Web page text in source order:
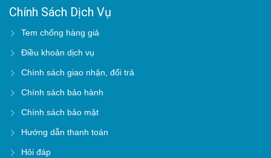
Chính Sách Dịch Vụ
Tem chống hàng giả
Điều khoản dịch vụ
Chính sách giao nhận, đổi trả
Chính sách bảo hành
Chính sách bảo mật
Hướng dẫn thanh toán
Hỏi đáp